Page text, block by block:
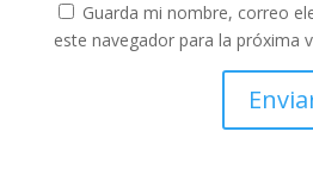
Guarda mi nombre, correo
este navegador para la próxima